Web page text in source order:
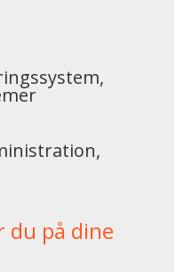
du på dine